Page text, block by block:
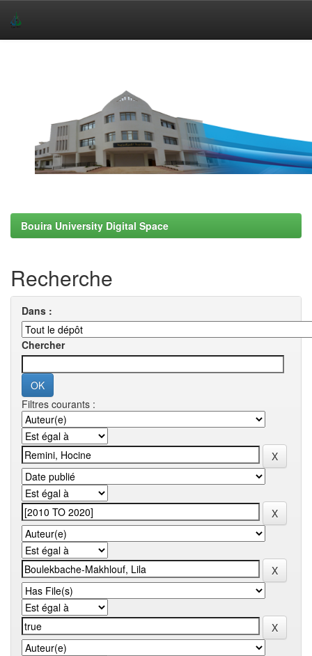
Bouira University Digital Space
Recherche
Dans :
Chercher
Filtres courants :